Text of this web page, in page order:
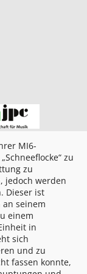
MI6-
zu
zu
jedoch werden
Dieser ist
seinem
einem
in
sich
und zu
fassen konnte,